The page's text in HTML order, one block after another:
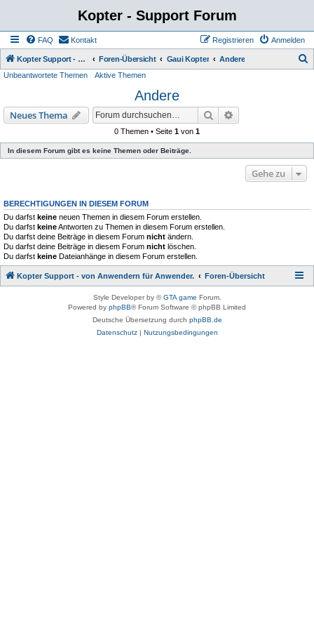
Kopter - Support Forum
FAQ Kontakt Anmelden
Registrieren
Kopter Support - von Anwendern für Anwender. Foren-Übersicht Gaui Kopter Andere
Unbeantwortete Themen Aktive Themen
Andere
Neues Thema Suche
0 Themen • Seite 1 von 1
In diesem Forum gibt es keine Themen oder Beiträge.
Gehe zu
BERECHTIGUNGEN IN DIESEM FORUM
Du darfst keine neuen Themen in diesem Forum erstellen.
Du darfst keineAntworten zu Themen in diesem Forum erstellen.
Du darfst deine Beiträge in diesem Forum nicht ändern.
Du darfst deine Beiträge in diesem Forum nicht löschen.
Du darfst keine Dateianhänge in diesem Forum erstellen.
Kopter Support - von Anwendern für Anwender. Foren-Übersicht
Style Developer by ©GTA game Forum.
Powered by phpBB® Forum Software © phpBB Limited
Deutsche Übersetzung durch phpBB.de
Datenschutz| Nutzungsbedingungen